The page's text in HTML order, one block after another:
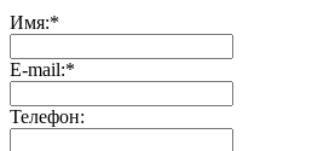
Имя:*
E-mail:*
Телефон: